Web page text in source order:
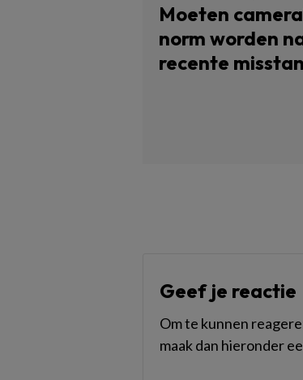
Moeten
norm worden
recente
Geef je reactie
Om te kunnen
maak dan hieronder